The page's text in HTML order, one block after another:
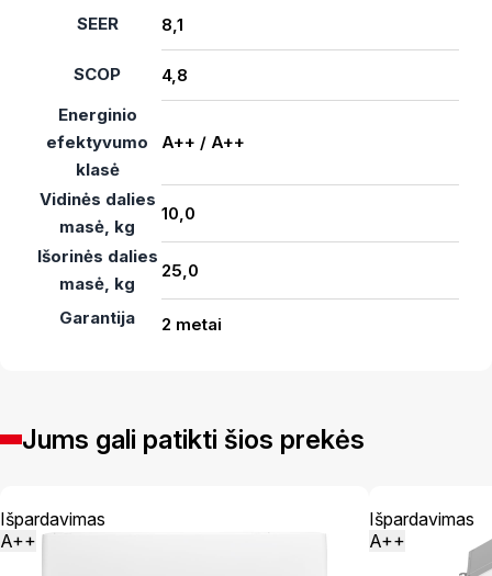
SEER 8,1
SCOP
4,8
Energinio
efektyvumo
klasė
A++ / A++
Vidinės dalies
masė, kg
10,0
Išorinės dalies
masė, kg
25,0
Garantija 2 metai
Jums gali patikti šios prekės
Išpardavimas
A++
Išpardavimas
A++